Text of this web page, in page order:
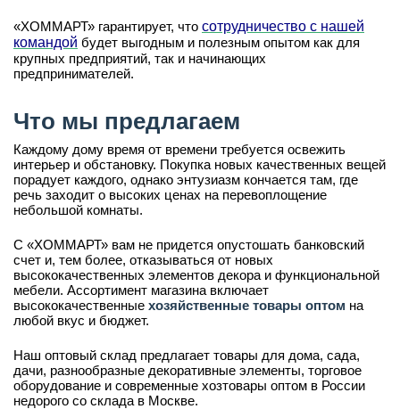
«ХОММАРТ» гарантирует, что сотрудничество с нашей
командой будет выгодным и полезным опытом как для
крупных предприятий, так и начинающих
предпринимателей.
Что мы предлагаем
Каждому дому время от времени требуется освежить
интерьер и обстановку. Покупка новых качественных вещей
порадует каждого, однако энтузиазм кончается там, где
речь заходит о высоких ценах на перевоплощение
небольшой комнаты.
С «ХОММАРТ» вам не придется опустошать банковский
счет и, тем более, отказываться от новых
высококачественных элементов декора и функциональной
мебели. Ассортимент магазина включает
высококачественные хозяйственные товары оптом на
любой вкус и бюджет.
Наш оптовый склад предлагает товары для дома, сада,
дачи, разнообразные декоративные элементы, торговое
оборудование и современные хозтовары оптом в России
недорого со склада в Москве.